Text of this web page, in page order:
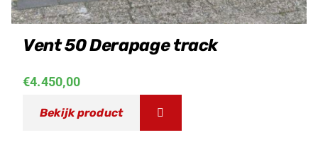
Vent 50 Derapage track
€4.450,00
Bekijk product